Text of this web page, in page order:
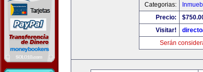
Categorias:
Precio:
Visitar!
Serán